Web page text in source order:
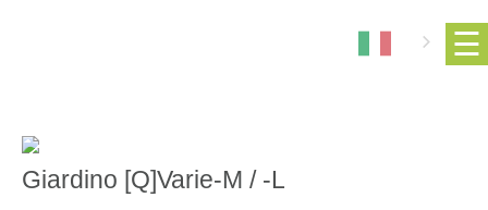
Giardino [Q]Varie-M / -L